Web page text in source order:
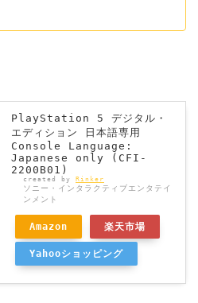
PlayStation 5 デジタル・
エディション 日本語専用
Console Language:
Japanese only (CFI-
2200B01)
created by Rinker
ソニー・インタラクティブエンタテイ
ンメント
Amazon 楽天市場
Yahooショッピング